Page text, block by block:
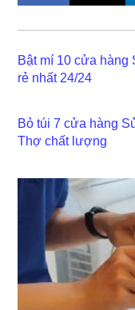
Bật mí 10 cửa hàng
rẻ nhất 24/24
Bỏ túi 7 cửa hàng
Thợ chất lượng